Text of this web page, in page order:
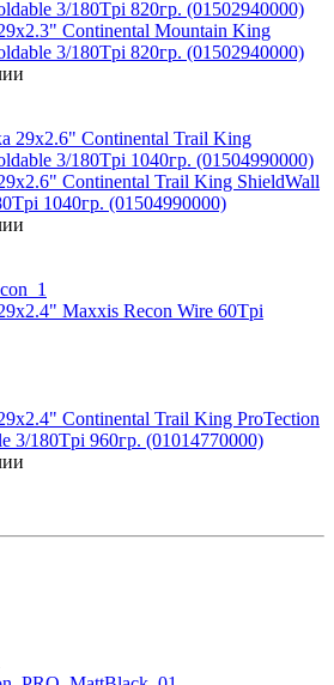
Continental Mountain King
3/180Tpi 820гр. (01502940000)
Continental Trail King ShieldWall
1040гр. (01504990000)
Maxxis Recon Wire 60Tpi
Continental Trail King ProTection
3/180Tpi 960гр. (01014770000)